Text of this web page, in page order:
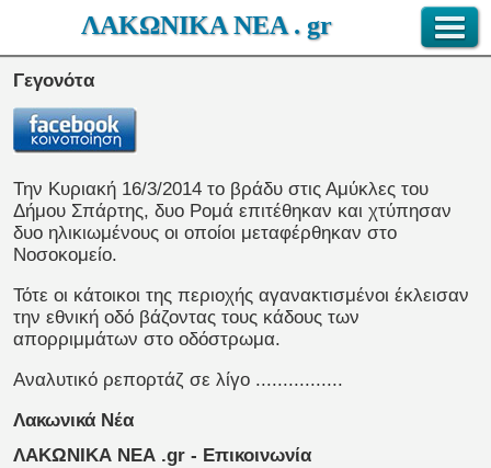
ΛΑΚΩΝΙΚΑ ΝΕΑ . gr
Γεγονότα
Την Κυριακή 16/3/2014 το βράδυ στις Αμύκλες του
Δήμου Σπάρτης, δυο Ρομά επιτέθηκαν και χτύπησαν
δυο ηλικιωμένους οι οποίοι μεταφέρθηκαν στο
Νοσοκομείο.
Τότε οι κάτοικοι της περιοχής αγανακτισμένοι έκλεισαν
την εθνική οδό βάζοντας τους κάδους των
απορριμμάτων στο οδόστρωμα.
Αναλυτικό ρεπορτάζ σε λίγο ................
Λακωνικά Νέα
ΛΑΚΩΝΙΚΑ ΝΕΑ .gr - Επικοινωνία